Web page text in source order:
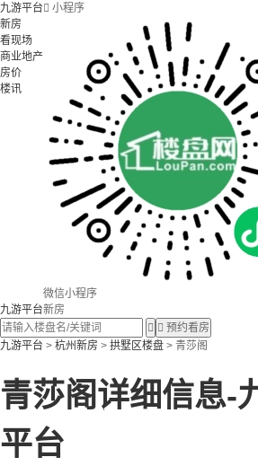
九游平台
新房
看现场
商业地产
房价
楼讯
 小程序
微信小程序
九游平台新房
  预约看房
九游平台 > 杭州新房 > 拱墅区楼盘 > 青莎阁
青莎阁详细信息-
平台